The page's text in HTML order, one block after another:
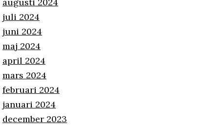
juli 2024
juni 2024
maj 2024
april 2024
mars 2024
februari 2024
januari 2024
december 2023